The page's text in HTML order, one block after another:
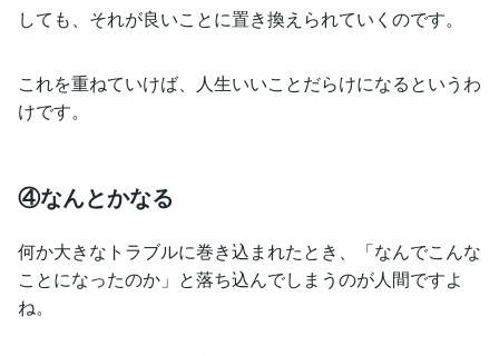
しても、それが良いことに置き換えられていくのです。
これを重ねていけば、人生いいことだらけになるというわ
けです。
④なんとかなる
何か大きなトラブルに巻き込まれたとき、「なんでこんな
ことになったのか」と落ち込んでしまうのが人間ですよ
ね。